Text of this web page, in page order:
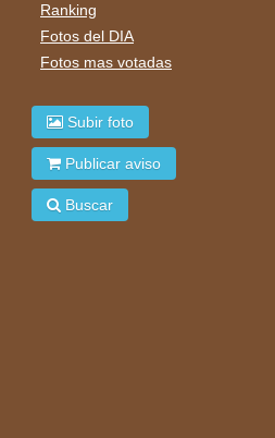
Ranking
Fotos del DIA
Fotos mas votadas
Subir foto
Publicar aviso
Buscar